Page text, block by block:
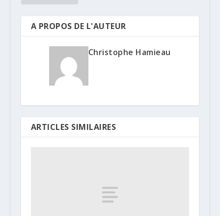
A PROPOS DE L'AUTEUR
Christophe Hamieau
ARTICLES SIMILAIRES